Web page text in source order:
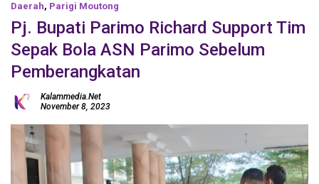
Daerah, Parigi Moutong
Pj. Bupati Parimo Richard Support Tim
Sepak Bola ASN Parimo Sebelum
Pemberangkatan
Kalammedia.net
November 8, 2023